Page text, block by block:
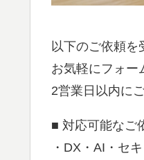
以下のご依頼を
お気軽にフォー
2営業日以内に
■ 対応可能なご
・DX・AI・セ